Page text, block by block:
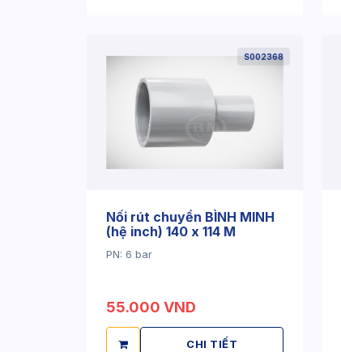
S002368
Nối rút chuyển BÌNH MINH
(hệ inch) 140 x 114 M
PN: 6 bar
55.000 VND
CHI TIẾT